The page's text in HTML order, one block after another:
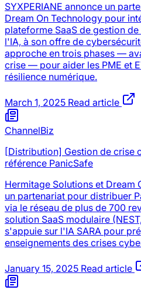
SYXPERIANE annonce un
Dream On Technology pour
plateforme SaaS de gestion
l'IA, à son offre de
approche en trois phases —
crise — pour aider les PME et
résilience numérique.
March 1, 2025 Read article
ChannelBiz
[Distribution] Gestion de crise
référence PanicSafe
Hermitage Solutions et Dream
un partenariat pour distribuer
via le réseau de plus de 700
solution SaaS modulaire
s'appuie sur l'IA SARA pour
enseignements des crises
January 15, 2025 Read article